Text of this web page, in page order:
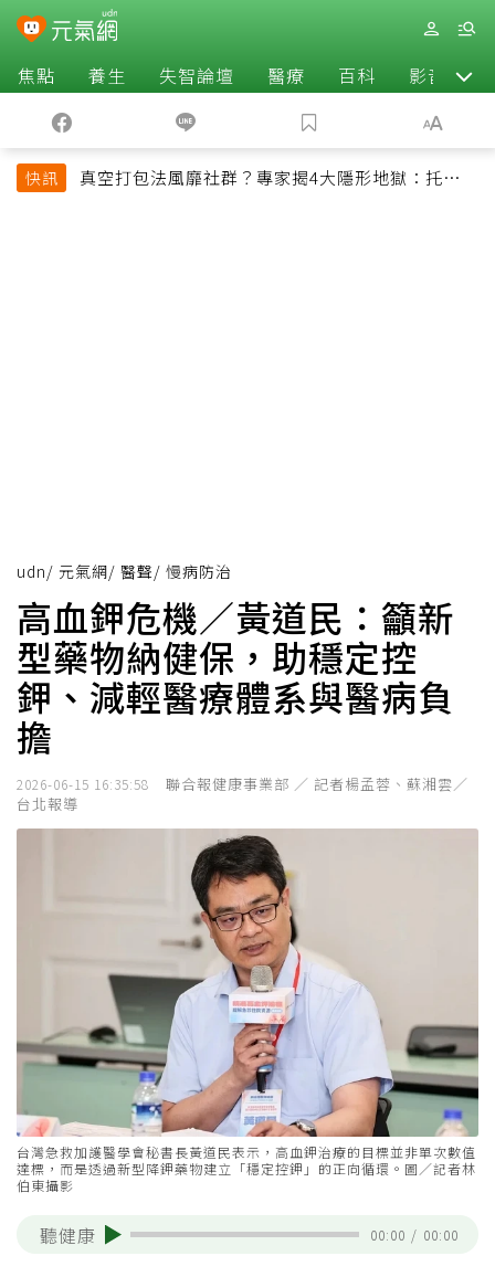
焦點 養生 失智論壇 醫療 百科 影音
快訊
真空打包法風靡社群？專家揭4大隱形地獄：托運恐
udn/ 元氣網/ 醫聲/ 慢病防治
高血鉀危機／黃道民：籲新
型藥物納健保，助穩定控
鉀、減輕醫療體系與醫病負
擔
2026-06-15 16:35:58
聯合報健康事業部 ／ 記者楊孟蓉、蘇湘雲／
台北報導
台灣急救加護醫學會秘書長黃道民表示，高血鉀治療的目標並非單次數值
達標，而是透過新型降鉀藥物建立「穩定控鉀」的正向循環。圖／記者林
伯東攝影
聽健康 00:00 / 00:00